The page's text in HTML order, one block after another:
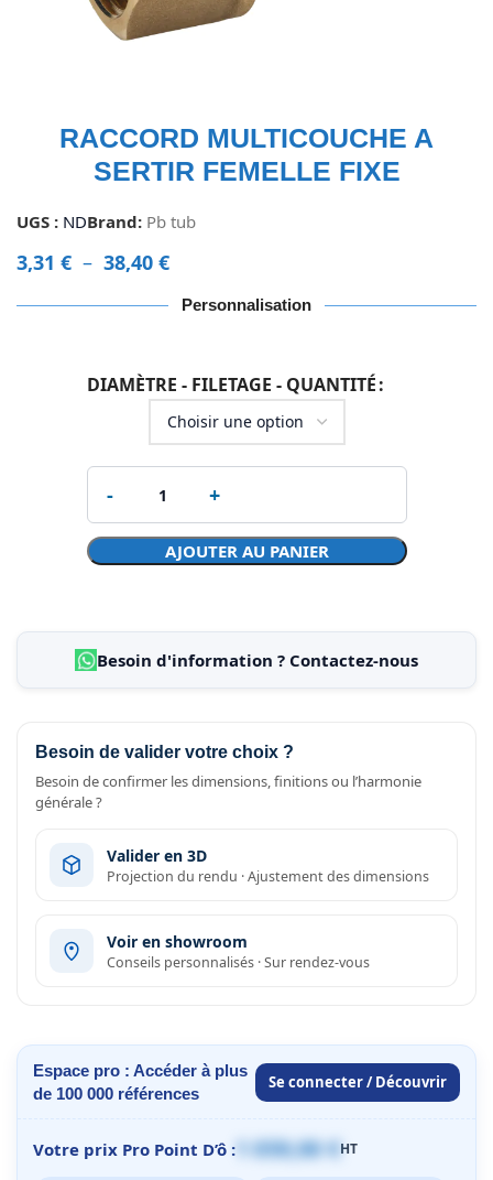
RACCORD MULTICOUCHE A
SERTIR FEMELLE FIXE
UGS : NDBrand: Pb tub
3,31 € – 38,40 €
Personnalisation
DIAMÈTRE - FILETAGE - QUANTITÉ
AJOUTER AU PANIER
Besoin d'information ? Contactez-nous
Besoin de valider votre choix ?
Besoin de confirmer les dimensions, finitions ou l’harmonie
générale ?
Valider en 3D
Projection du rendu · Ajustement des dimensions
Voir en showroom
Conseils personnalisés · Sur rendez-vous
Espace pro : Accéder à plus
de 100 000 références
Se connecter / Découvrir
Votre prix Pro Point D’ô : 1 059,00 €HT